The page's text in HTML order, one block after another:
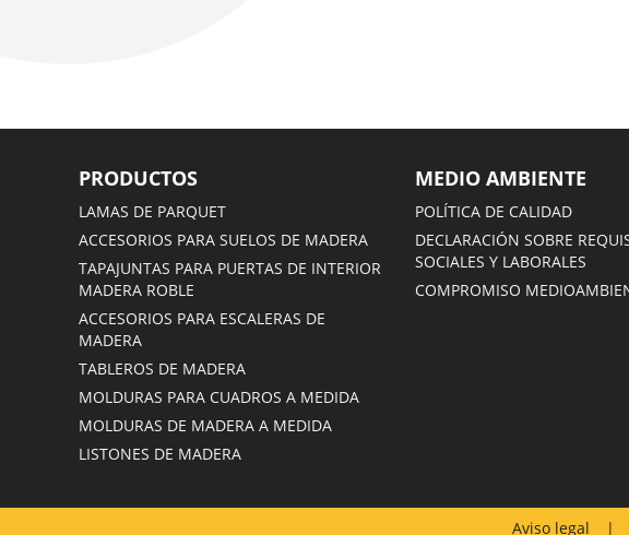
PRODUCTOS
LAMAS DE PARQUET
ACCESORIOS PARA SUELOS DE MADERA
TAPAJUNTAS PARA PUERTAS DE INTERIOR
MADERA ROBLE
ACCESORIOS PARA ESCALERAS DE
MADERA
TABLEROS DE MADERA
MOLDURAS PARA CUADROS A MEDIDA
MOLDURAS DE MADERA A MEDIDA
LISTONES DE MADERA
MEDIO AMBIENTE
POLÍTICA DE CALIDAD
DECLARACIÓN SOBRE
SOCIALES Y LABORALES
COMPROMISO
Aviso legal